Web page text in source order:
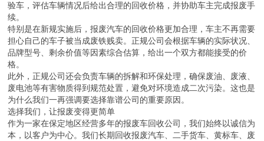
验车，评估车辆情况后给出合理的回收价格，并协助车主完成报废手
续。
特别是在新规实施后，报废汽车的回收价格更加合理，车主不再需要
担心自己的车子被当成废铁贱卖。正规公司会根据车辆的实际状况、
品牌型号、剩余价值等因素综合估算，给出一个双方都能接受的价
格。
此外，正规公司还会负责车辆的拆解和环保处理，确保废油、废液、
废电池等有害物质得到规范处置，避免对环境造成二次污染。这也是
为什么我们一再强调要选择靠谱公司的重要原因。
选择我们，让报废变得更简单
作为一家在保定地区经营多年的报废车回收公司，我们始终以诚信为
本，以客户为中心。我们长期回收报废汽车、二手货车、黄标车、废